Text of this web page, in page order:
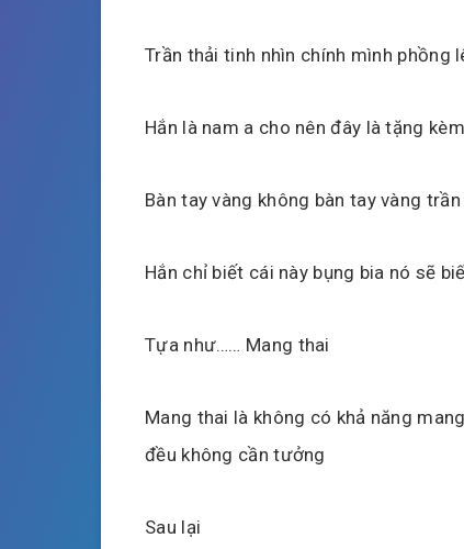
Trần thải tinh nhìn chính mình phồng
Hắn là nam a cho nên đây là tặng
Bàn tay vàng không bàn tay vàng
Hắn chỉ biết cái này bụng bia nó sẽ
Tựa như…… Mang thai
Mang thai là không có khả năng
đều không cần tưởng
Sau lại